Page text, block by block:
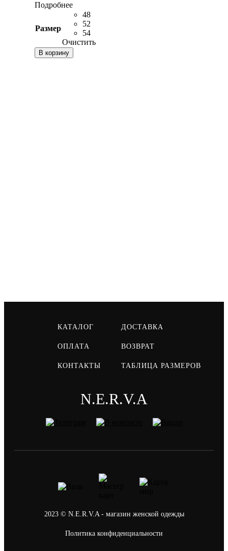
составляла
22200 ₽.
Подробнее
Размер
48
52
54
Очистить
В корзину
N.E.R.V.A
КАТАЛОГ ДОСТАВКА
ОПЛАТА ВОЗВРАТ
КОНТАКТЫ ТАБЛИЦА РАЗМЕРОВ
2023 © N.E.R.V.A - магазин женской одежды
Политика конфиденциальности